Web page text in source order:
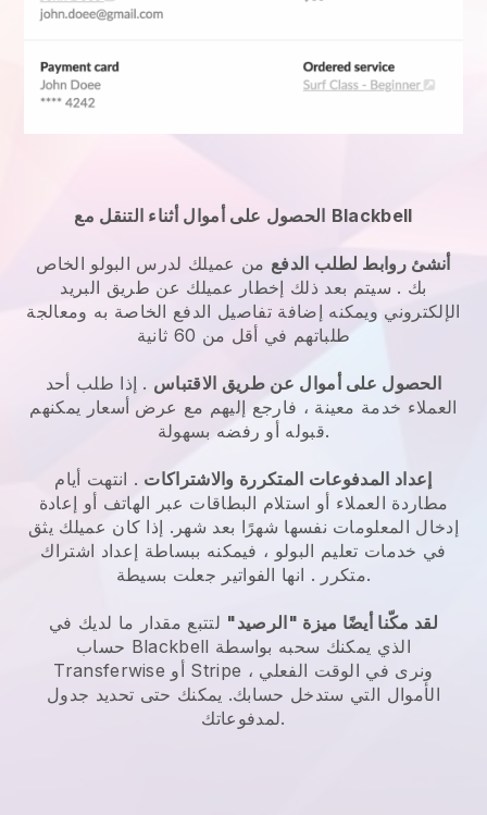
الحصول على أموال أثناء التنقل مع Blackbell
أنشئ روابط لطلب الدفع من عميلك لدرس البولو الخاص
بك . سيتم بعد ذلك إخطار عميلك عن طريق البريد
الإلكتروني ويمكنه إضافة تفاصيل الدفع الخاصة به ومعالجة
طلباتهم في أقل من 60 ثانية
الحصول على أموال عن طريق الاقتباس . إذا طلب أحد
العملاء خدمة معينة ، فارجع إليهم مع عرض أسعار يمكنهم
قبوله أو رفضه بسهولة.
إعداد المدفوعات المتكررة والاشتراكات . انتهت أيام
مطاردة العملاء أو استلام البطاقات عبر الهاتف أو إعادة
إدخال المعلومات نفسها شهرًا بعد شهر. إذا كان عميلك يثق
في خدمات تعليم البولو ، فيمكنه ببساطة إعداد اشتراك
متكرر. انها الفواتير جعلت بسيطة.
لقد مكّنا أيضًا ميزة "الرصيد" لتتبع مقدار ما لديك في
Blackbell
Transferwise أو Stripe ، ونرى في الوقت الفعلي
الأموال التي ستدخل حسابك. يمكنك حتى تحديد جدول
لمدفوعاتك.